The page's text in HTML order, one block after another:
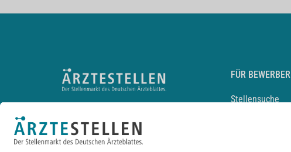
FÜR BEWERBER
Stellensuche